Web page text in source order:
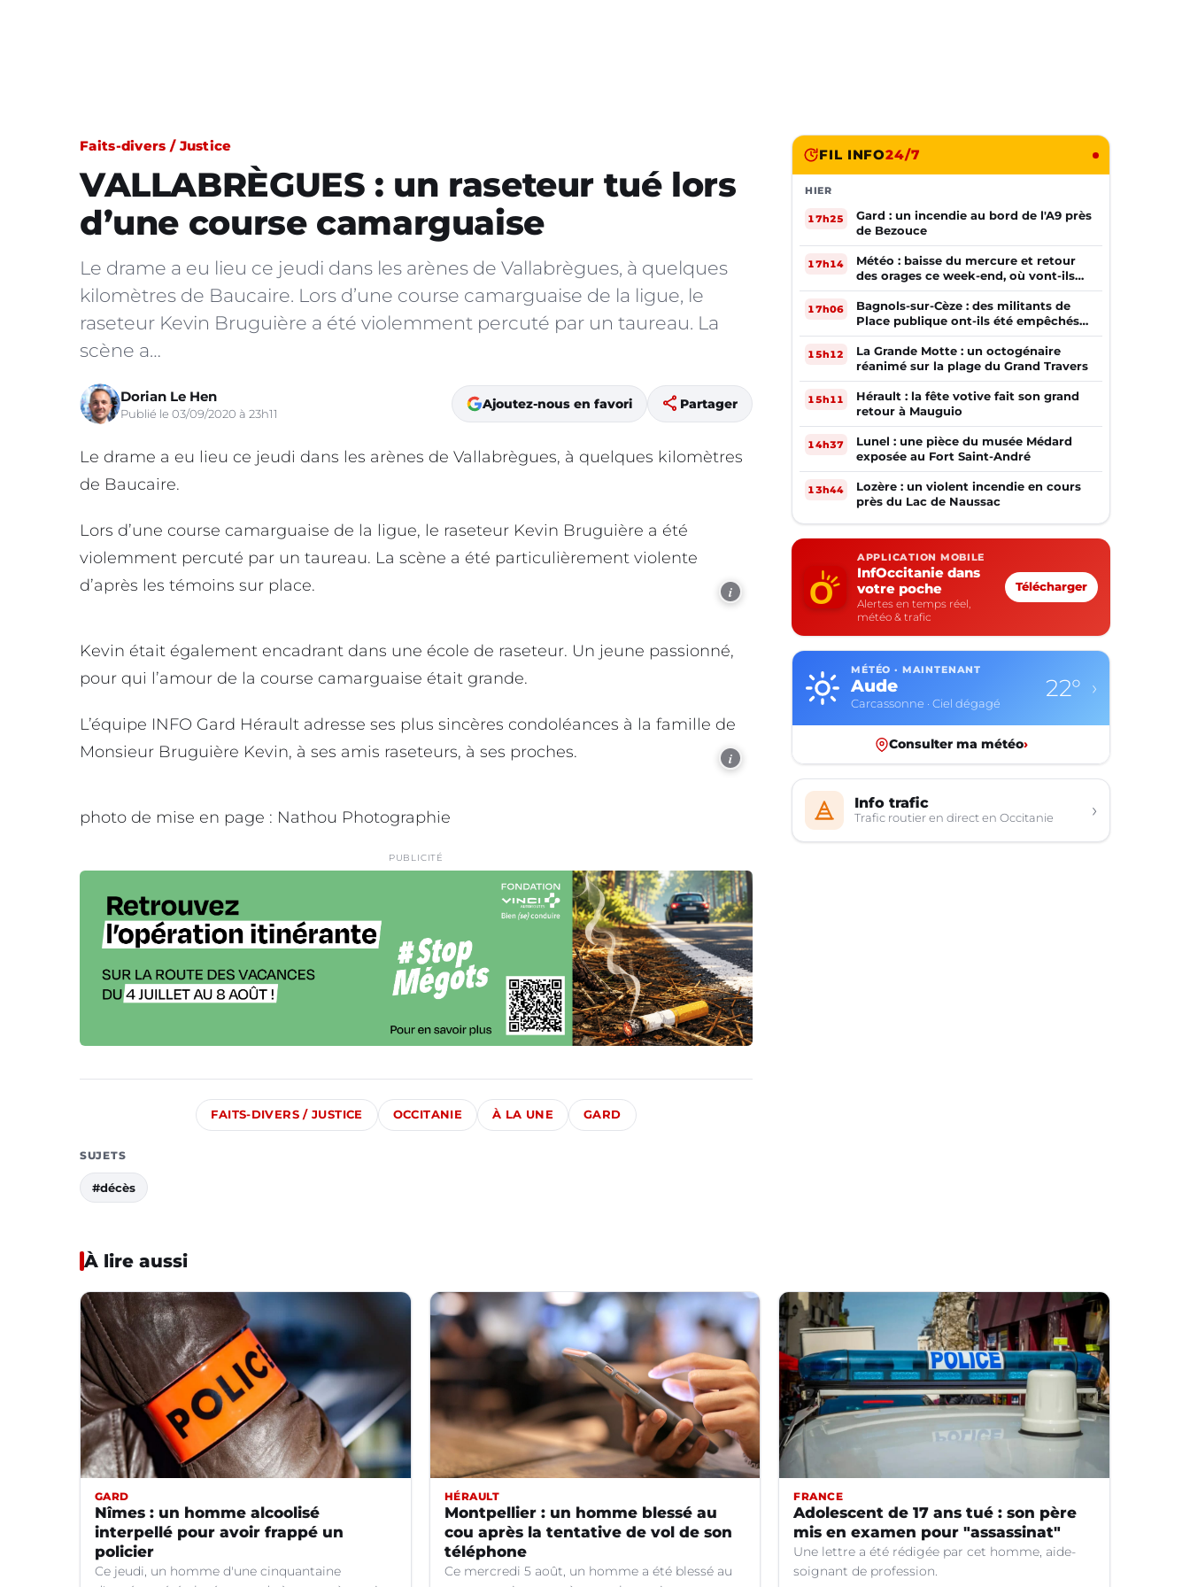
Faits-divers / Justice
VALLABRÈGUES : un raseteur tué lors
d’une course camarguaise
Le drame a eu lieu ce jeudi dans les arènes de Vallabrègues, à quelques
kilomètres de Baucaire. Lors d’une course camarguaise de la ligue, le
raseteur Kevin Bruguière a été violemment percuté par un taureau. La
scène a…
Dorian Le Hen
Publié le 03/09/2020 à 23h11
Ajoutez-nous en favori share Partager
Le drame a eu lieu ce jeudi dans les arènes de Vallabrègues, à quelques kilomètres
de Baucaire.
Lors d’une course camarguaise de la ligue, le raseteur Kevin Bruguière a été
violemment percuté par un taureau. La scène a été particulièrement violente
d’après les témoins sur place.
i
Kevin était également encadrant dans une école de raseteur. Un jeune passionné,
pour qui l’amour de la course camarguaise était grande.
L’équipe INFO Gard Hérault adresse ses plus sincères condoléances à la famille de
Monsieur Bruguière Kevin, à ses amis raseteurs, à ses proches.
i
photo de mise en page : Nathou Photographie
PUBLICITÉ
FAITS-DIVERS / JUSTICE OCCITANIE À LA UNE GARD
SUJETS
#décès
FIL INFO24/7
HIER
17h25
Gard : un incendie au bord de l'A9 près
de Bezouce
17h14
Météo : baisse du mercure et retour
des orages ce week-end, où vont-ils
frapper ?
17h06
Bagnols-sur-Cèze : des militants de
Place publique ont-ils été empêchés
de tracter par la mairie ?
15h12
La Grande Motte : un octogénaire
réanimé sur la plage du Grand Travers
15h11
Hérault : la fête votive fait son grand
retour à Mauguio
14h37
Lunel : une pièce du musée Médard
exposée au Fort Saint-André
13h44
Lozère : un violent incendie en cours
près du Lac de Naussac
APPLICATION MOBILE
InfOccitanie dans
votre poche
Alertes en temps réel,
météo & trafic
Télécharger
MÉTÉO · MAINTENANT
Aude
Carcassonne · Ciel dégagé
22° ›
Consulter ma météo›
Info trafic
Trafic routier en direct en Occitanie ›
À lire aussi
GARD
Nîmes : un homme alcoolisé
interpellé pour avoir frappé un
policier
Ce jeudi, un homme d'une cinquantaine
HÉRAULT
Montpellier : un homme blessé au
cou après la tentative de vol de son
téléphone
Ce mercredi 5 août, un homme a été blessé au
FRANCE
Adolescent de 17 ans tué : son père
mis en examen pour "assassinat"
Une lettre a été rédigée par cet homme, aide-
soignant de profession.